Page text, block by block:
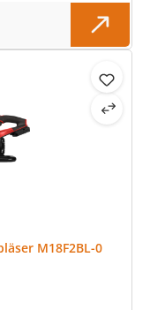
M18F2BL-0